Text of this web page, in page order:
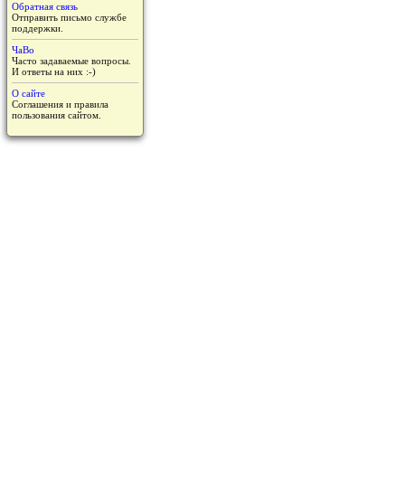
Обратная связь
Отправить письмо службе
поддержки.
ЧаВо
Часто задаваемые вопросы.
И ответы на них :-)
О сайте
Соглашения и правила
пользования сайтом.